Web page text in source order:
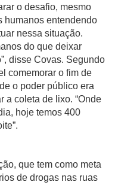
o desafio, mesmo
humanos entendendo
nessa situação.
do que deixar
disse Covas. Segundo
comemorar o fim de
o poder público era
a coleta de lixo. “Onde
hoje temos 400
que tem como meta
de drogas nas ruas